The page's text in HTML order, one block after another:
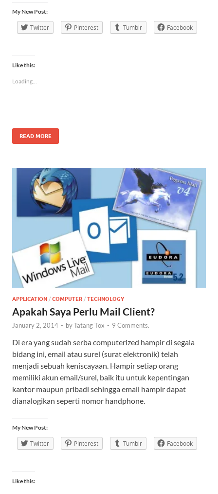
My New Post:
Twitter Pinterest Tumblr Facebook
Like this:
Loading...
READ MORE
APPLICATION / COMPUTER / TECHNOLOGY
Apakah Saya Perlu Mail Client?
January 2, 2014 - byTatang Tox - 9 Comments.
Di era yang sudah serba computerized hampir di segala
bidang ini, email atau surel (surat elektronik) telah
menjadi sebuah keniscayaan. Hampir setiap orang
memiliki akun email/surel, baik itu untuk kepentingan
kantor maupun pribadi sehingga email hampir dapat
dianalogikan seperti nomor handphone.
My New Post:
Twitter Pinterest Tumblr Facebook
Like this: